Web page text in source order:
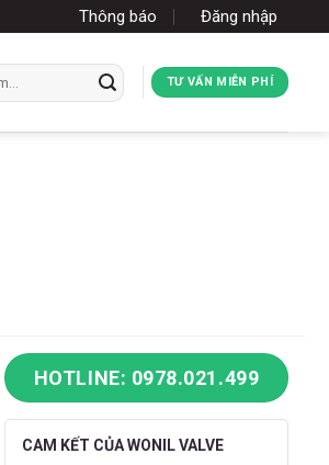
Thông báo Đăng nhập
TƯ VẤN MIỄN PHÍ
HOTLINE: 0978.021.499
CAM KẾT CỦA WONIL VALVE